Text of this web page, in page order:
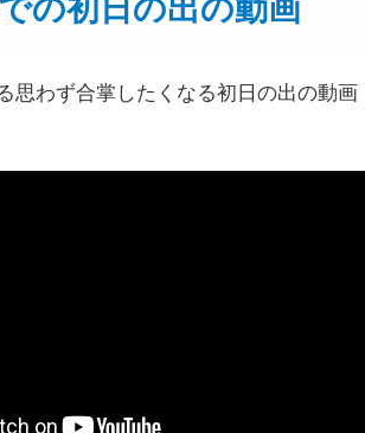
の初日の出の動画
思わず合掌したくなる初日の出の動画